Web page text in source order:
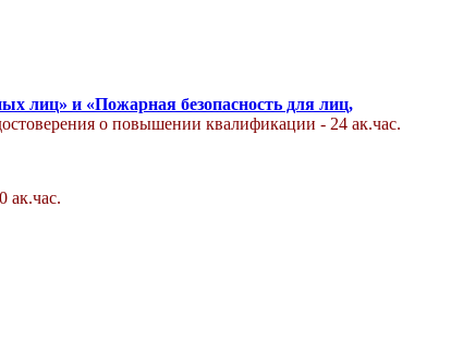
лиц» и «Пожарная безопасность для лиц,
о повышении квалификации - 24 ак.час.
ак.час.